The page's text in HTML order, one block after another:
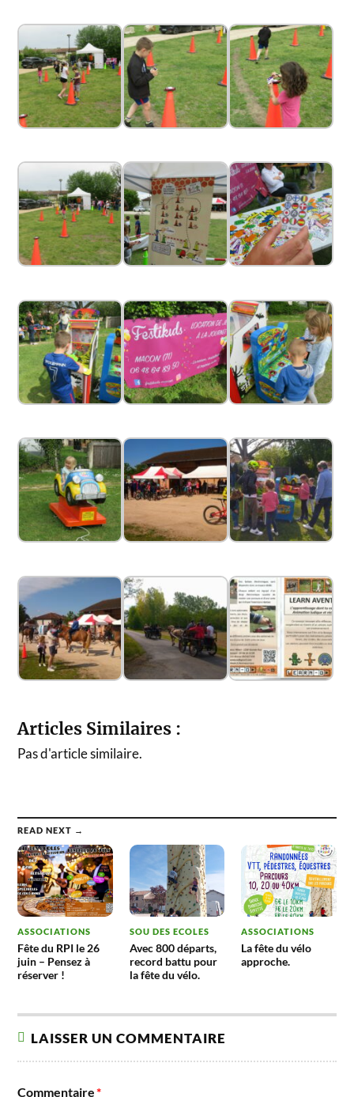
Articles Similaires :
Pas d'article similaire.
READ NEXT →
ASSOCIATIONS
Fête du RPI le 26
juin – Pensez à
réserver !
SOU DES ECOLES
Avec 800 départs,
record battu pour
la fête du vélo.
ASSOCIATIONS
La fête du vélo
approche.
LAISSER UN COMMENTAIRE
Commentaire*